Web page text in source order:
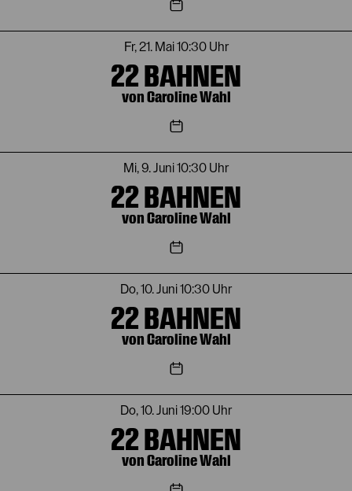
Fr, 21. Mai10:30 Uhr
22 BAHNEN
von Caroline Wahl
Mi, 9. Juni10:30 Uhr
22 BAHNEN
von Caroline Wahl
Do, 10. Juni10:30 Uhr
22 BAHNEN
von Caroline Wahl
Do, 10. Juni19:00 Uhr
22 BAHNEN
von Caroline Wahl